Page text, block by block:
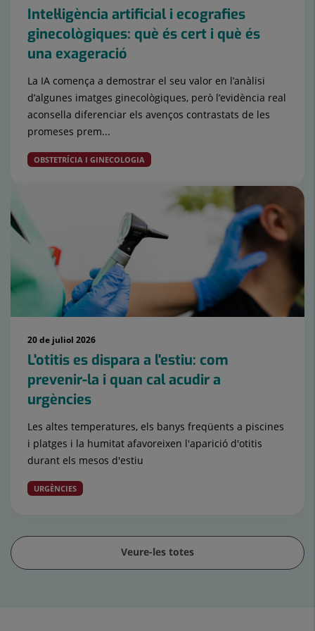
Intel·ligència artificial i ecografies
ginecològiques: què és cert i què és
una exageració
La IA comença a demostrar el seu valor en l’anàlisi
d’algunes imatges ginecològiques, però l’evidència real
aconsella diferenciar els avenços contrastats de les
promeses prem...
OBSTETRÍCIA I GINECOLOGIA
20 de juliol 2026
L'otitis es dispara a l'estiu: com
prevenir-la i quan cal acudir a
urgències
Les altes temperatures, els banys freqüents a piscines
i platges i la humitat afavoreixen l'aparició d'otitis
durant els mesos d'estiu
URGÈNCIES
Veure-les totes